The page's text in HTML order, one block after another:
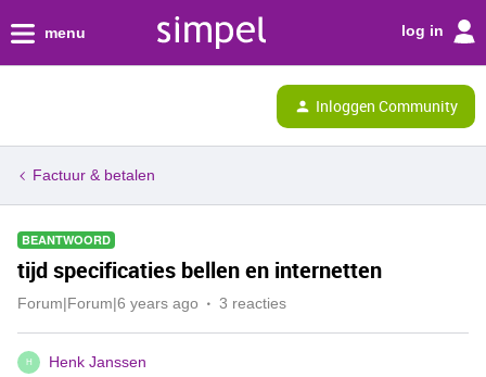
menu log in
Inloggen Community
Factuur & betalen
BEANTWOORD
tijd specificaties bellen en internetten
Forum|Forum|6 years ago 3 reacties
H Henk Janssen